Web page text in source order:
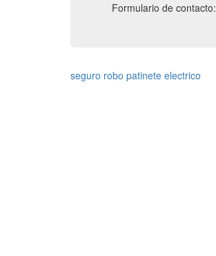
Formulario de contacto:
seguro robo patinete electrico